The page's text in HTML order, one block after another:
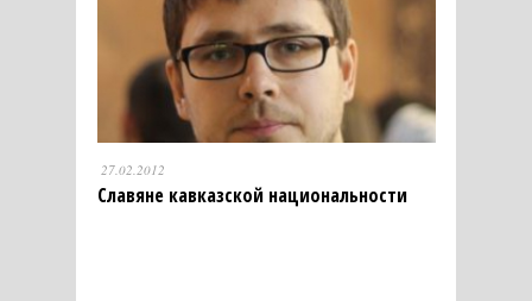
27.02.2012
Славяне кавказской национальности